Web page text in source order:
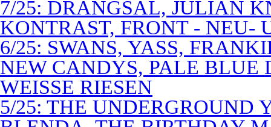
7/25: DRANGSAL, JULIAN
KONTRAST, FRONT - NEU-
6/25: SWANS, YASS,
NEW CANDYS, PALE BLUE
WEISSE RIESEN
5/25: THE UNDERGROUND